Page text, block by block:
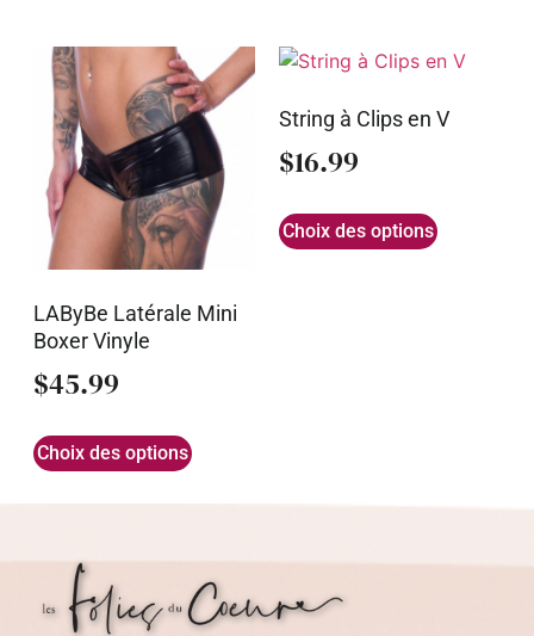
LAByBe Latérale Mini
Boxer Vinyle
$45.99
Choix des options
String à Clips en V
$16.99
Choix des options